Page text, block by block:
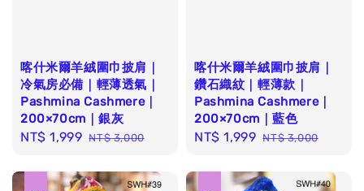
喀什米爾羊絨圍巾披肩｜
冷氣房必備｜輕薄透氣｜
Pashmina Cashmere｜
200×70cm｜銀灰
Sale
NT$ 1,999 Regular
NT$ 3,000
喀什米爾羊絨圍巾披肩｜
鑽石織紋｜輕薄款｜
Pashmina Cashmere｜
200×70cm｜藍色
Sale
NT$ 1,999 Regular
NT$ 3,000